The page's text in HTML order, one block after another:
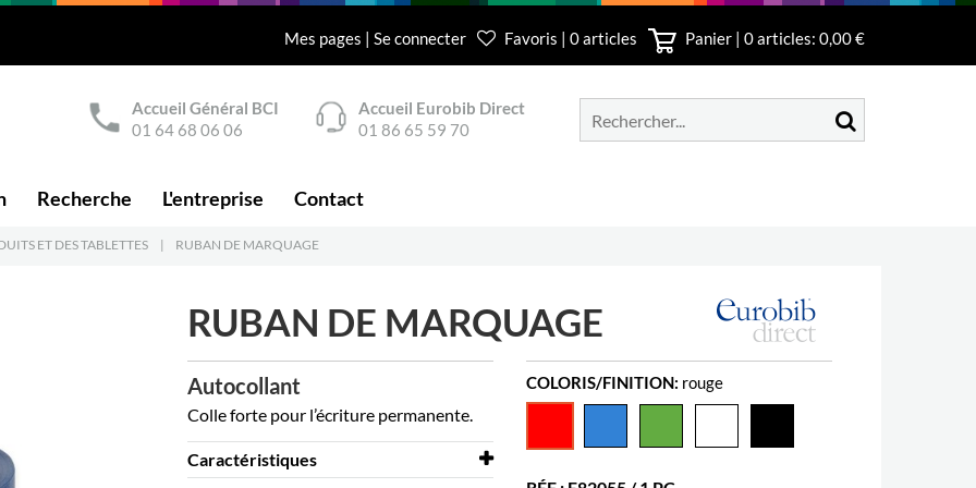
Mes pages | Se connecter Favoris | 0 articles Panier | 0articles: 0,00 €
Accueil Général BCI
01 64 68 06 06
Accueil Eurobib Direct
01 86 65 59 70
Recherche L'entreprise Contact
ET DES TABLETTES | RUBAN DE MARQUAGE
RUBAN DE MARQUAGE
Autocollant
Colle forte pour l’écriture permanente.
Caractéristiques
COLORIS/FINITION: rouge